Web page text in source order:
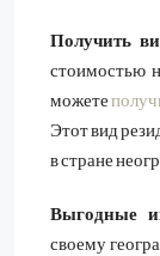
Получить
стоимостью
можете
Этот вид
в стране
Выгодные
своему